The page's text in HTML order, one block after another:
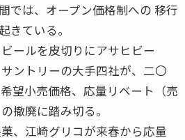
では、オープン価格制への 移行
きている。
ールを皮切りにアサヒビー
ントリーの大手四社が、二〇
望小売価格、応量リベート（売
撤廃に踏み切る。
、江崎グリコが来春から応量